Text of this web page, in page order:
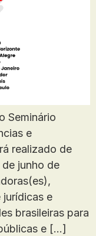
Seminário
e
realizado de
de junho de
jurídicas e
brasileiras para
e […]